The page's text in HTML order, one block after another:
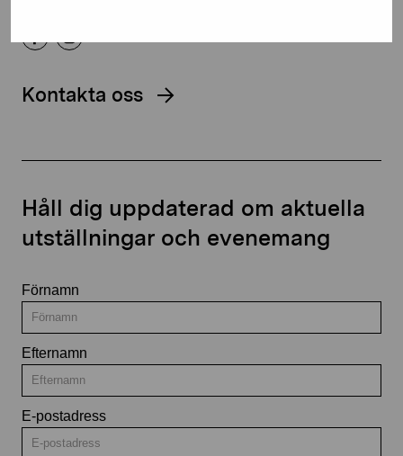
Kontakta oss
Håll dig uppdaterad om aktuella
utställningar och evenemang
Förnamn
Efternamn
E-postadress